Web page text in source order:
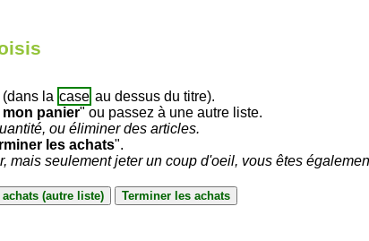
la case au dessus du titre).
mon panier" ou passez à une autre liste.
ou éliminer des articles.
les achats".
seulement jeter un coup d'oeil, vous êtes